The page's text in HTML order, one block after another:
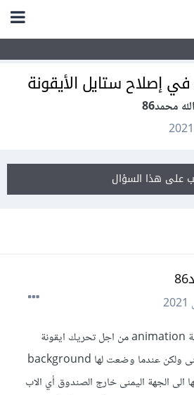
إصلاح ستايل الأيقونة
محمد86
على هذا السؤال
مرحبا استخدمت الخاصية animation من اجل تحريك ايقونة
العربة من اليسرى الى اليمنى ولكن عندما وضعت لها background
الجهة اليمنى خارج الصندوق أي الاب